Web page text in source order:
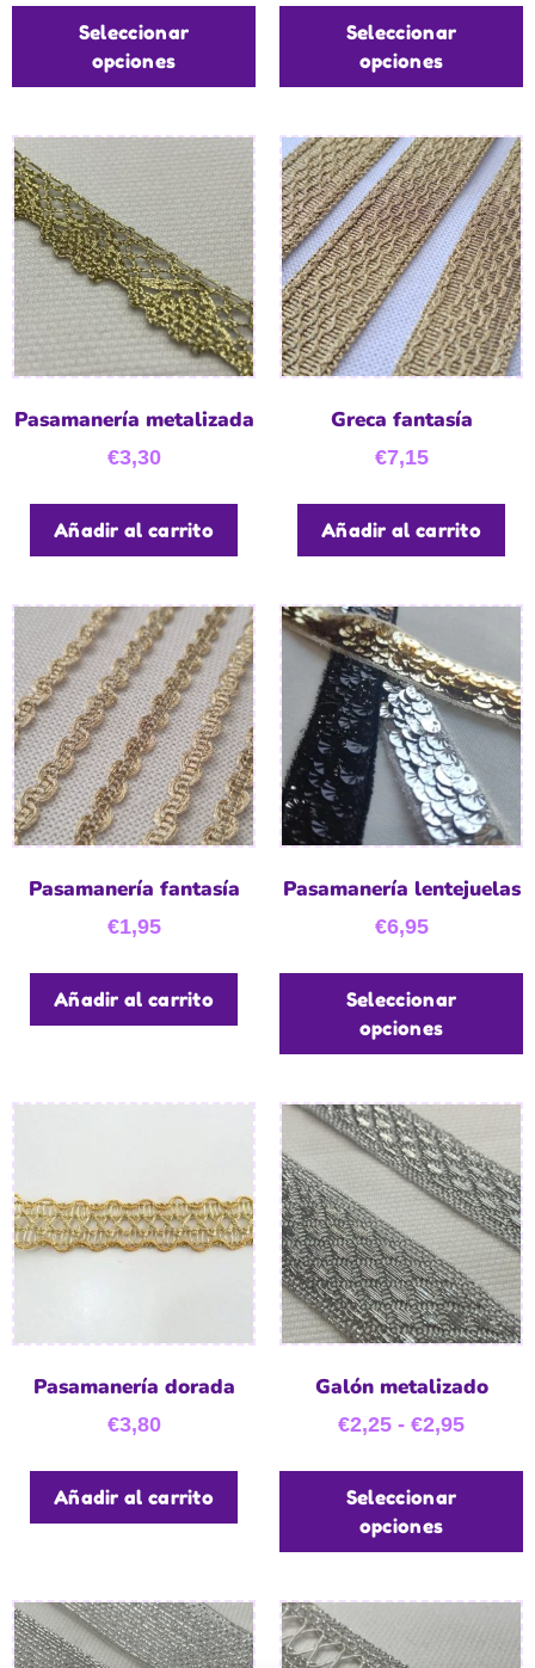
Seleccionar
opciones
Seleccionar
opciones
Pasamanería metalizada
€3,30
Añadir al carrito
Greca fantasía
€7,15
Añadir al carrito
Pasamanería fantasía
€1,95
Añadir al carrito
Pasamanería lentejuelas
€6,95
Seleccionar
opciones
Pasamanería dorada
€3,80
Añadir al carrito
Galón metalizado
€2,25 - €2,95
Seleccionar
opciones